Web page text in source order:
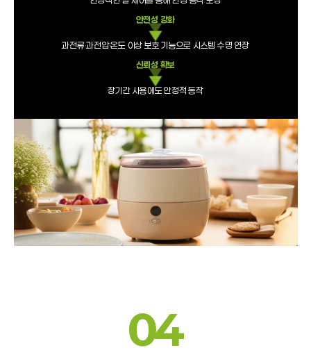
안전성 강화
과전류·과전압·온도 이상 보호 기능으로 시스템 수명 연장
신뢰성 확보
장기간 사용에도 안정적 동작
04